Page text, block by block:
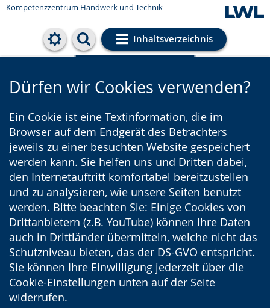
Kompetenzzentrum Handwerk und Technik
Inhaltsverzeichnis
Cookie-Einstellungen
Dürfen wir Cookies verwenden?
Ein Cookie ist eine Textinformation, die im
Browser auf dem Endgerät des Betrachters
jeweils zu einer besuchten Website gespeichert
werden kann. Sie helfen uns und Dritten dabei,
den Internetauftritt komfortabel bereitzustellen
und zu analysieren, wie unsere Seiten benutzt
werden. Bitte beachten Sie: Einige Cookies von
Drittanbietern (z.B. YouTube) können Ihre Daten
auch in Drittländer übermitteln, welche nicht das
Schutzniveau bieten, das der DS-GVO entspricht.
Sie können Ihre Einwilligung jederzeit über die
Cookie-Einstellungen unten auf der Seite
widerrufen.